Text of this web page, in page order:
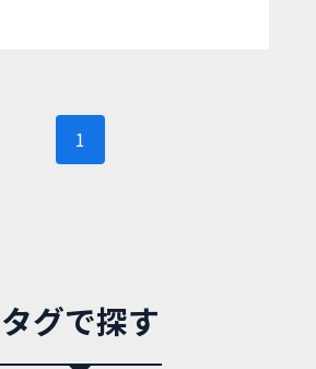
1
タグで探す